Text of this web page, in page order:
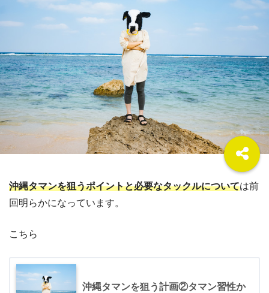
沖縄タマンを狙うポイントと必要なタックルについては前
回明らかになっています。
こちら
沖縄タマンを狙う計画②タマン習性か